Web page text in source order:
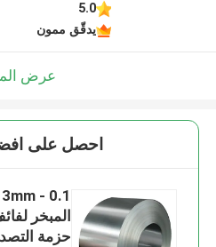
5.0
يدقّق ممون
عرض
احصل على
حزمة